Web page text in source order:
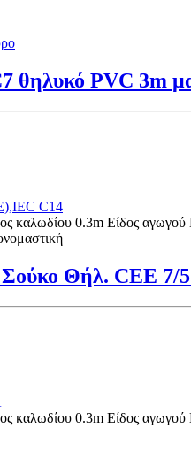
θηλυκό PVC 3m
καλωδίου 0.3m Είδος
Θήλ. CEE 7/
καλωδίου 0.3m Είδος